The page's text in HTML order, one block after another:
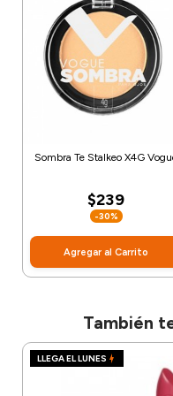
Sombra Te Stalkeo X4G
$239
-30%
Agregar al Carrito
También
LLEGA EL LUNES